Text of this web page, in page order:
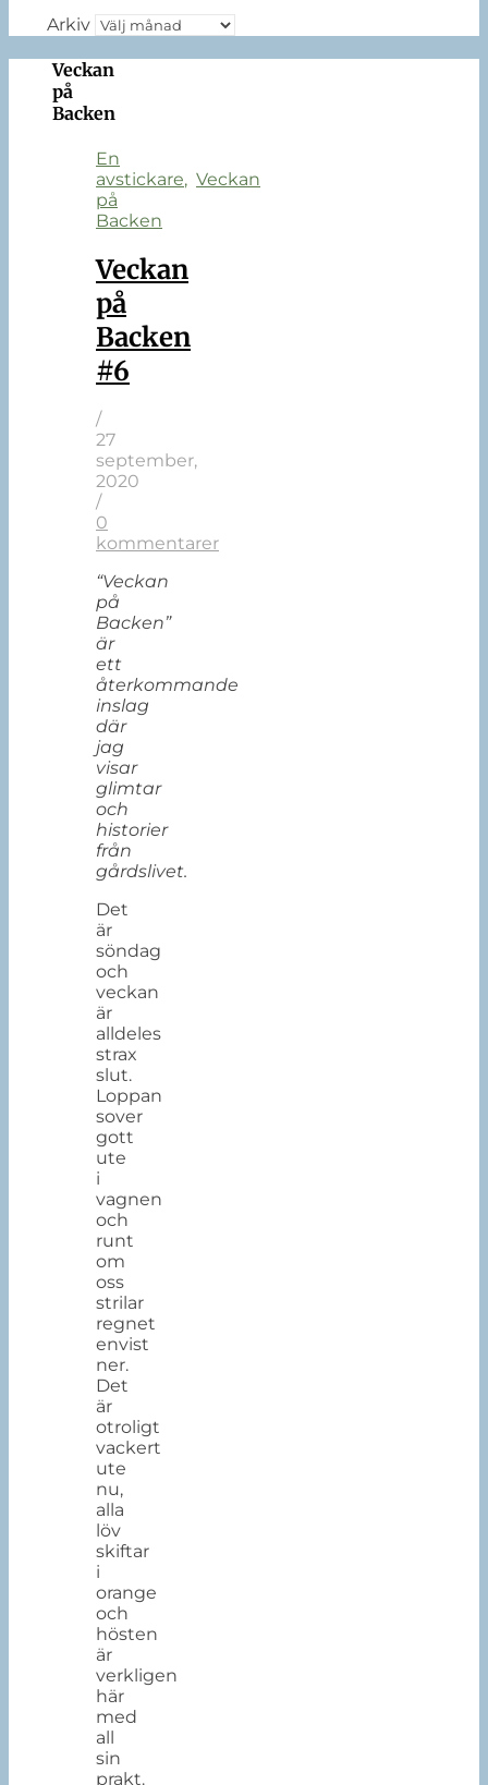
Arkiv
Veckan
på
Backen
En
avstickare, Veckan
på
Backen
Veckan
på
Backen
#6
/
27
september,
2020
/
0
kommentarer
“Veckan
på
Backen”
är
ett
återkommande
inslag
där
jag
visar
glimtar
och
historier
från
gårdslivet.
Det
är
söndag
och
veckan
är
alldeles
strax
slut.
Loppan
sover
gott
ute
i
vagnen
och
runt
om
oss
strilar
regnet
envist
ner.
Det
är
otroligt
vackert
ute
nu,
alla
löv
skiftar
i
orange
och
hösten
är
verkligen
här
med
all
sin
prakt.